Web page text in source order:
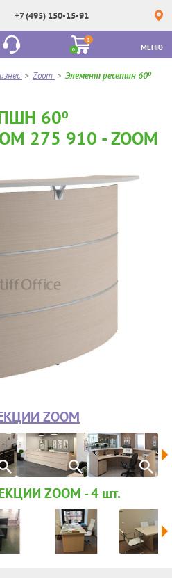
+7 (495) 150-15-91
0
0
МЕНЮ
> Zoom > Элемент ресепшн 60º
60º
275 910 - ZOOM
ZOOM
ZOOM - 4 шт.